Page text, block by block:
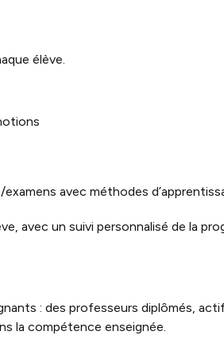
élève.
avec méthodes
avec un suivi personnalisé de la
: des professeurs diplômés,
la compétence enseignée.